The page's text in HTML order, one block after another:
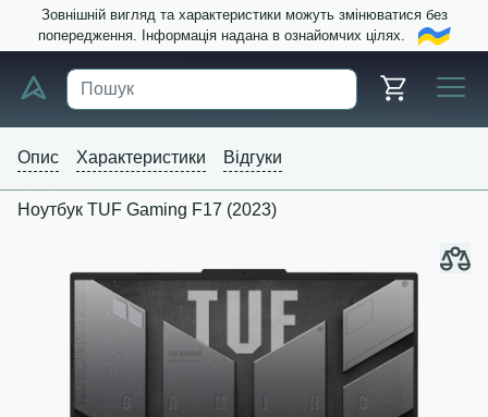
Зовнішній вигляд та характеристики можуть змінюватися без
попередження. Інформація надана в ознайомчих цілях.
Опис Характеристики Відгуки
Ноутбук TUF Gaming F17 (2023)